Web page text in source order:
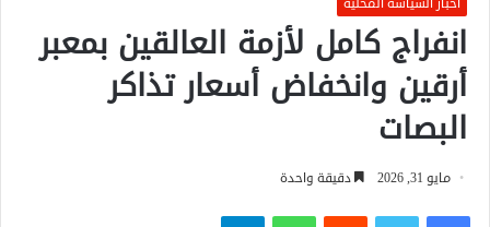
انفراج كامل لأزمة العالقين بمعبر
أرقين وانخفاض أسعار تذاكر
البصات
مايو 31, 2026 دقيقة واحدة
فيسبوكتويتر واتساب تيلقرام